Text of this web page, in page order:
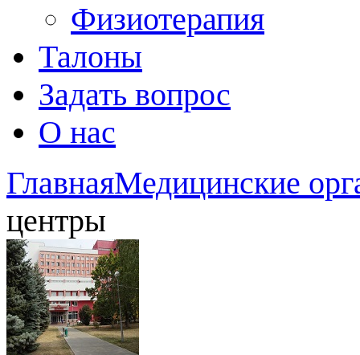
Физиотерапия
Талоны
Задать вопрос
О нас
ГлавнаяМедицинские
центры